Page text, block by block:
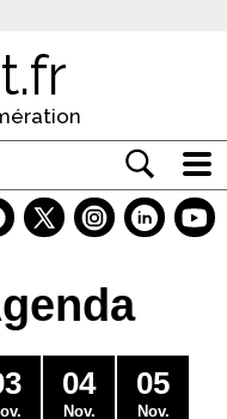
04
Nov.
05
Nov.